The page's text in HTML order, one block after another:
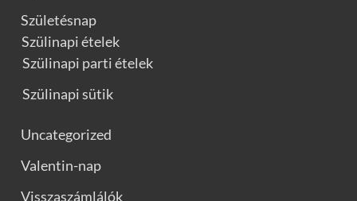
Születésnap
Szülinapi ételek
Szülinapi parti ételek
Szülinapi sütik
Uncategorized
Valentin-nap
Visszaszámlálók